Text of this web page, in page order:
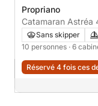
Propriano
Sans skipper
10 personnes · 6
Réservé 4 fois ces